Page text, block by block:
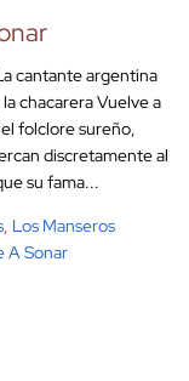
cantante argentina
chacarera Vuelve a
folclore sureño,
discretamente al
su fama...
, Los Manseros
A Sonar